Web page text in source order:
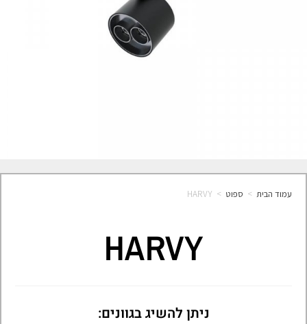
עמוד הבית > ספוט >
HARVY
HARVY
ניתן להשיג בגוונים: